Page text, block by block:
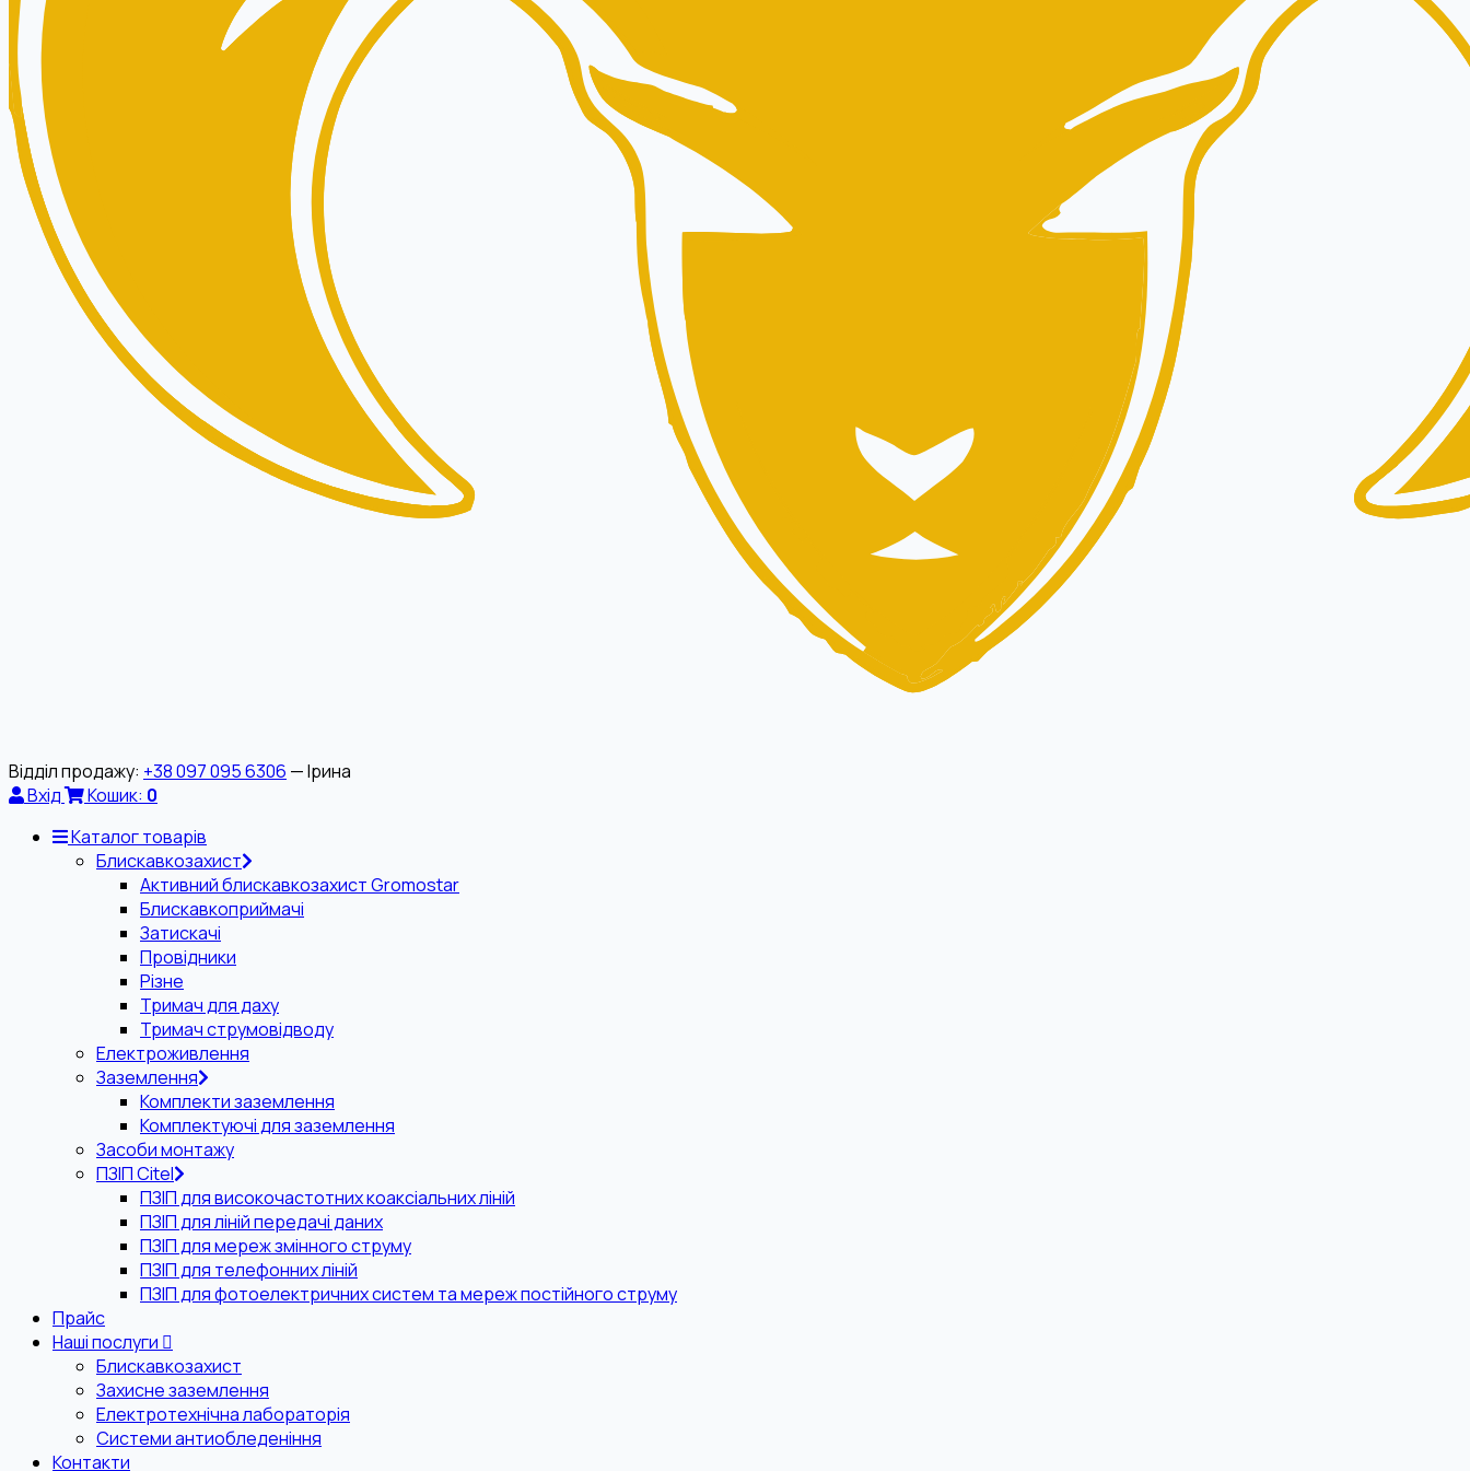
Відділ продажу: +38 097 095 6306 — Ірина
Вхід
Кошик: 0
Каталог товарів
Блискавкозахист
Активний блискавкозахист Gromostar
Блискавкоприймачі
Затискачі
Провідники
Різне
Тримач для даху
Тримач струмовідводу
Електроживлення
Заземлення
Комплекти заземлення
Комплектуючі для заземлення
Засоби монтажу
ПЗІП Citel
ПЗІП для високочастотних коаксіальних ліній
ПЗІП для ліній передачі даних
ПЗІП для мереж змінного струму
ПЗІП для телефонних ліній
ПЗІП для фотоелектричних систем та мереж постійного струму
Прайс
Наші послуги
Блискавкозахист
Захисне заземлення
Електротехнічна лабораторія
Системи антиобледеніння
Контакти